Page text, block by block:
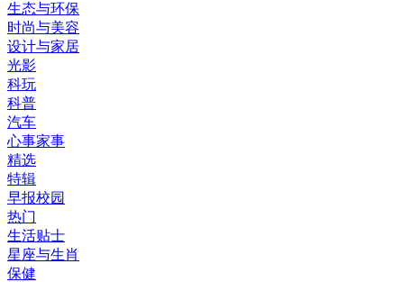
生态与环保
时尚与美容
设计与家居
光影
科玩
科普
汽车
心事家事
精选
特辑
早报校园
热门
生活贴士
星座与生肖
保健